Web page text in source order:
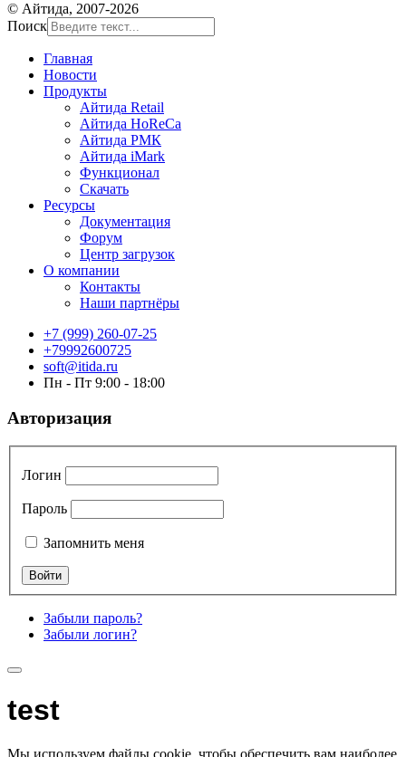
© Айтида, 2007-2026
Поиск
Главная
Новости
Продукты
Айтида Retail
Айтида HoReCa
Айтида РМК
Айтида iMark
Функционал
Скачать
Ресурсы
Документация
Форум
Центр загрузок
О компании
Контакты
Наши партнёры
+7 (999) 260-07-25
+79992600725
soft@itida.ru
Пн - Пт 9:00 - 18:00
Авторизация
Логин
Пароль
Запомнить меня
Забыли пароль?
Забыли логин?
test
Мы используем файлы cookie, чтобы обеспечить вам наиболее